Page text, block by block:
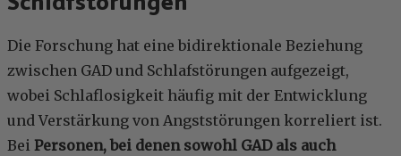
Die Forschung hat eine bidirektionale Beziehung
zwischen GAD und Schlafstörungen aufgezeigt,
wobei Schlaflosigkeit häufig mit der Entwicklung
und Verstärkung von Angststörungen korreliert ist.
Bei Personen, bei denen sowohl GAD als auch